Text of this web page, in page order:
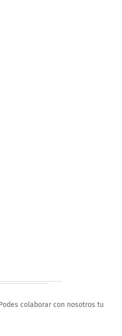
colaborar con nosotros tu